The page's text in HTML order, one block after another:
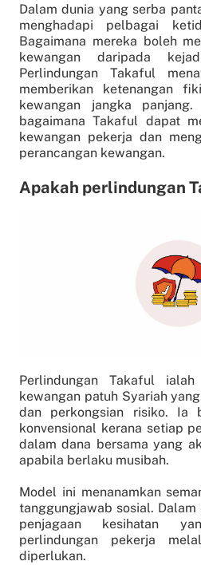
Dalam dunia yang serba
menghadapi pelbagai
Bagaimana mereka boleh
kewangan daripada
Perlindungan Takaful
memberikan ketenangan
kewangan jangka
bagaimana Takaful dapat
kewangan pekerja dan
perancangan kewangan.
Apakah perlindungan
Perlindungan Takaful
kewangan patuh Syariah
dan perkongsian risiko. Ia
konvensional kerana setiap
dalam dana bersama yang
apabila berlaku musibah.
Model ini menanamkan
tanggungjawab sosial.
penjagaan kesihatan
perlindungan pekerja
diperlukan.